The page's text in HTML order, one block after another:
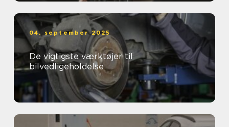
04. september 2025
De vigtigste værktøjer til
bilvedligeholdelse